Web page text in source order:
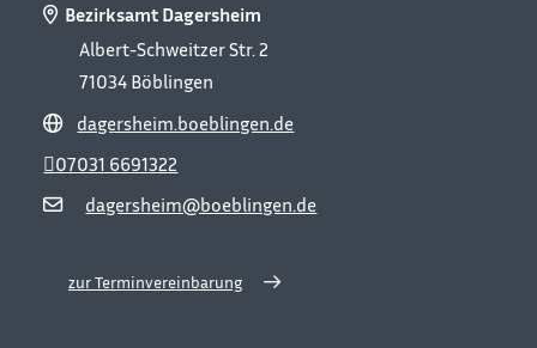
Bezirksamt Dagersheim
Albert-Schweitzer Str. 2
71034 Böblingen
dagersheim.boeblingen.de
dagersheim@boeblingen.de
07031 6691322
zur Terminvereinbarung